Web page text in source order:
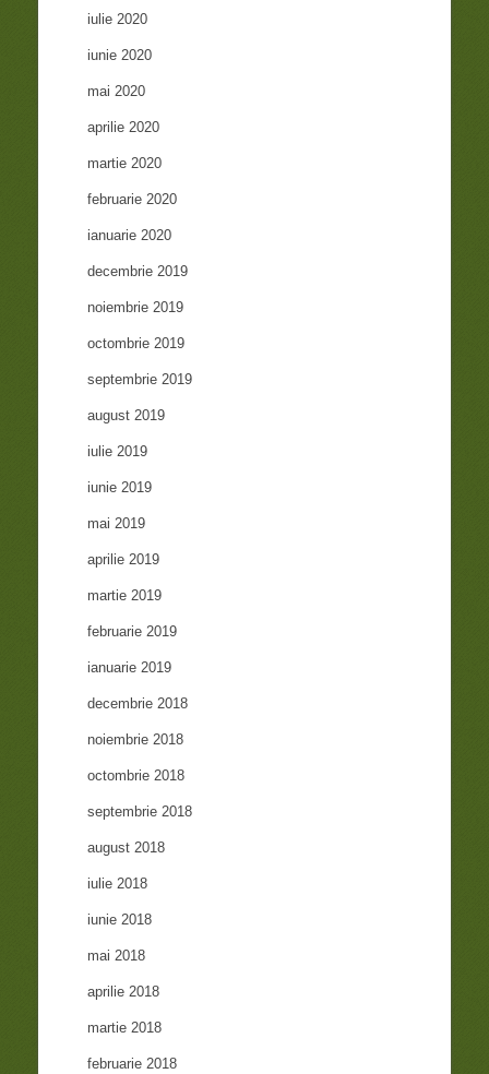
iulie 2020
iunie 2020
mai 2020
aprilie 2020
martie 2020
februarie 2020
ianuarie 2020
decembrie 2019
noiembrie 2019
octombrie 2019
septembrie 2019
august 2019
iulie 2019
iunie 2019
mai 2019
aprilie 2019
martie 2019
februarie 2019
ianuarie 2019
decembrie 2018
noiembrie 2018
octombrie 2018
septembrie 2018
august 2018
iulie 2018
iunie 2018
mai 2018
aprilie 2018
martie 2018
februarie 2018